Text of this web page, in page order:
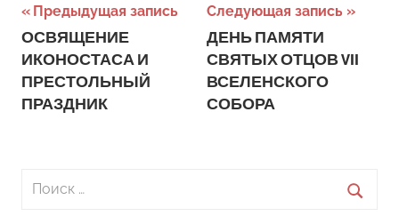
Навигация
по
записям
Предыдущая запись
ОСВЯЩЕНИЕ
ИКОНОСТАСА И
ПРЕСТОЛЬНЫЙ
ПРАЗДНИК
Следующая запись
ДЕНЬ ПАМЯТИ
СВЯТЫХ ОТЦОВ VII
ВСЕЛЕНСКОГО
СОБОРА
Поиск